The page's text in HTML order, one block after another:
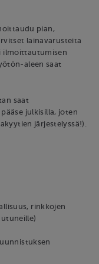
pian,
lainavarusteita
ilmoittautumisen
aleen saat
saat
julkisilla, joten
järjestelyssä!).
rinkkojen